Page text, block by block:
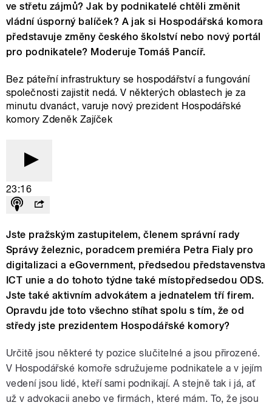
ve střetu zájmů? Jak by podnikatelé chtěli změnit
vládní úsporný balíček? A jak si Hospodářská komora
představuje změny českého školství nebo nový portál
pro podnikatele? Moderuje Tomáš Pancíř.
Bez páteřní infrastruktury se hospodářství a fungování
společnosti zajistit nedá. V některých oblastech je za
minutu dvanáct, varuje nový prezident Hospodářské
komory Zdeněk Zajíček
23:16
Jste pražským zastupitelem, členem správní rady
Správy železnic, poradcem premiéra Petra Fialy pro
digitalizaci a eGovernment, předsedou představenstva
ICT unie a do tohoto týdne také místopředsedou ODS.
Jste také aktivním advokátem a jednatelem tří firem.
Opravdu jde toto všechno stíhat spolu s tím, že od
středy jste prezidentem Hospodářské komory?
Určitě jsou některé ty pozice slučitelné a jsou přirozené.
V Hospodářské komoře sdružujeme podnikatele a v jejím
vedení jsou lidé, kteří sami podnikají. A stejně tak i já, ať
už v advokacii anebo ve firmách, které mám. To, že jsou